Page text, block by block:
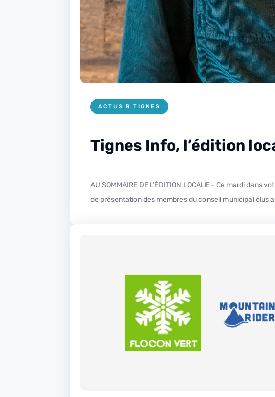
ACTUS R TIGNES
Tignes Info, l’édition
AU SOMMAIRE DE L’ÉDITION LOCALE – Ce mardi dans votre édition locale rencontre avec Olivier Duch, premier adjoint au Maire, dans le cadre de nos sujets
de présentation des membres du conseil municipal élus